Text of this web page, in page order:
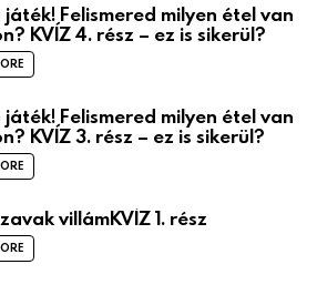
játék! Felismered milyen étel van
KVÍZ 4. rész – ez is sikerül?
játék! Felismered milyen étel van
KVÍZ 3. rész – ez is sikerül?
villámKVÍZ 1. rész